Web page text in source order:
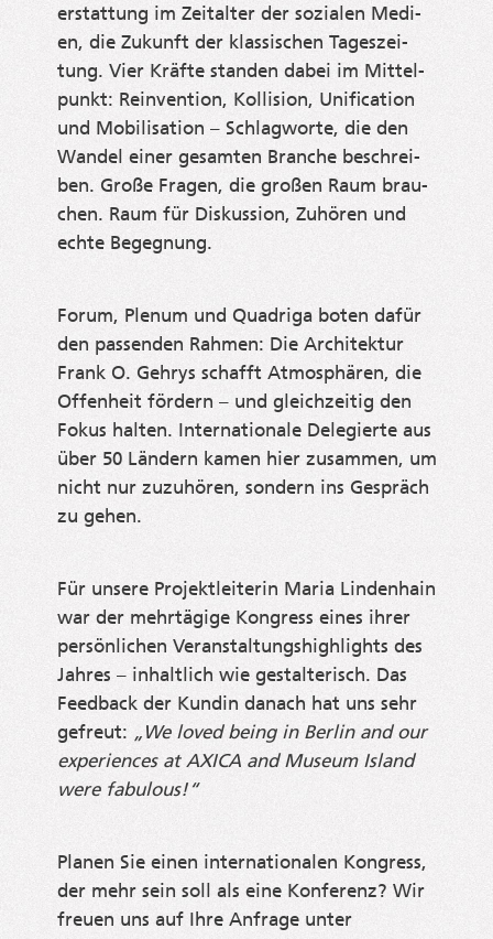
erstat­tung im Zeit­al­ter der sozia­len Medi­
en, die Zukunft der klas­si­schen Tages­zei­
tung. Vier Kräf­te stan­den dabei im Mit­tel­
punkt: Reinven­ti­on, Kol­li­si­on, Uni­fi­ca­ti­on
und Mobi­li­sa­ti­on – Schlag­wor­te, die den
Wan­del einer gesam­ten Bran­che beschrei­
ben. Gro­ße Fra­gen, die gro­ßen Raum brau­
chen. Raum für Dis­kus­si­on, Zuhö­ren und
ech­te Begegnung.
Forum, Ple­num und Qua­dri­ga boten dafür
den pas­sen­den Rah­men: Die Archi­tek­tur
Frank O. Gehrys schafft Atmo­sphä­ren, die
Offen­heit för­dern – und gleich­zei­tig den
Fokus hal­ten. Inter­na­tio­na­le Dele­gier­te aus
über 50 Län­dern kamen hier zusam­men, um
nicht nur zuzu­hö­ren, son­dern ins Gespräch
zu gehen.
Für unse­re Pro­jekt­lei­te­rin Maria Lin­den­hain
war der mehr­tä­gi­ge Kon­gress eines ihrer
per­sön­li­chen Ver­an­stal­tung­s­high­lights des
Jah­res – inhalt­lich wie gestal­te­risch. Das
Feed­back der Kun­din danach hat uns sehr
gefreut: „We loved being in Ber­lin and our
expe­ri­en­ces at AXICA and Muse­um Island
were fabulous!“
Pla­nen Sie einen inter­na­tio­na­len Kon­gress,
der mehr sein soll als eine Kon­fe­renz? Wir
freu­en uns auf Ihre Anfra­ge unter